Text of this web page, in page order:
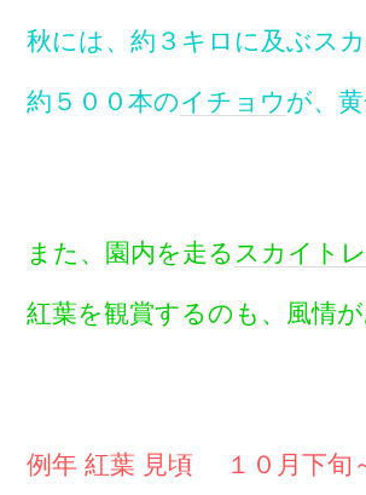
秋には、約３キロに及ぶス
約５００本のイチョウ が、
また、園内を走る スカイト
紅葉を観賞するのも、風情が
例年 紅葉 見頃 １０月下旬